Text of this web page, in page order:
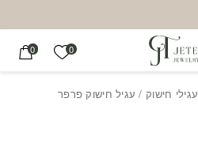
0 הרשימה
0
עגילי חישוק/ עגיל חישוק פרפר